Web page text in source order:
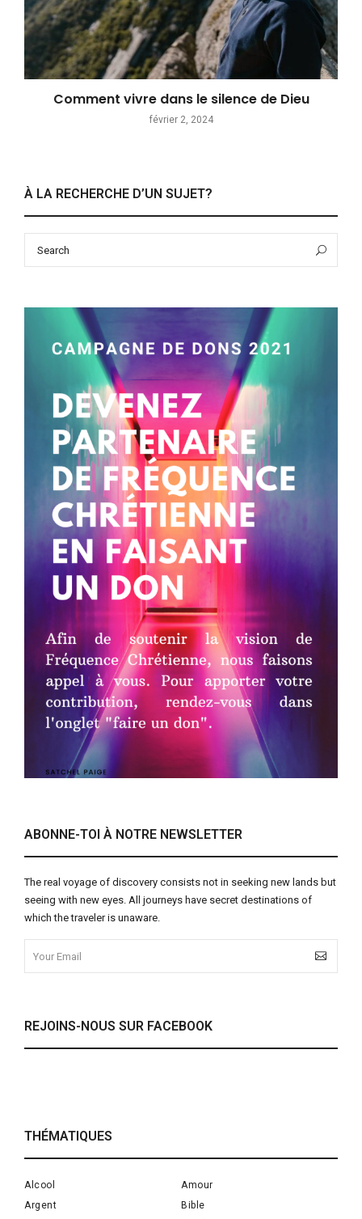
Comment vivre dans le silence de Dieu
février 2, 2024
À LA RECHERCHE D’UN SUJET?
ABONNE-TOI À NOTRE NEWSLETTER
The real voyage of discovery consists not in seeking new lands but
seeing with new eyes. All journeys have secret destinations of
which the traveler is unaware.
REJOINS-NOUS SUR FACEBOOK
THÉMATIQUES
Alcool
Amour
Argent
Bible